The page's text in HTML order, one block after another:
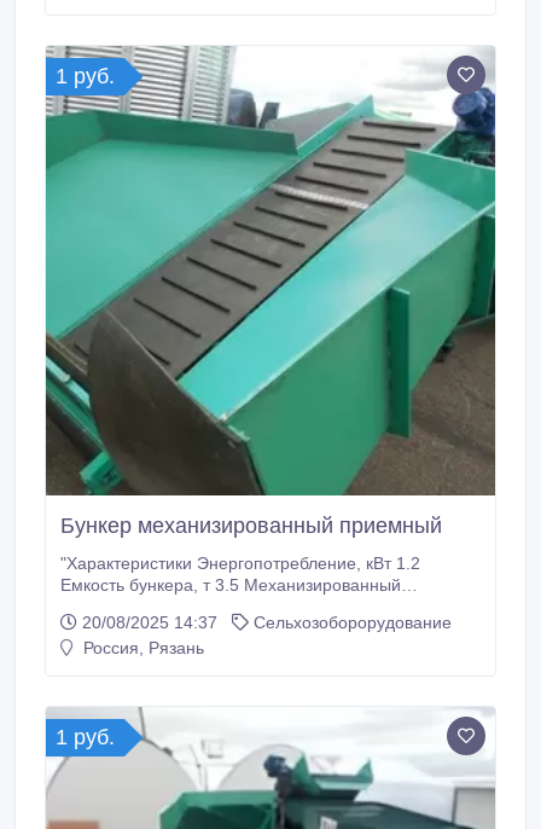
корнеплодов из кузовов автомобилей, тракторных
прицепов в т.
1 руб.
Бункер механизированный приемный
"Характеристики Энергопотребление, кВт 1.2
Емкость бункера, т 3.5 Механизированный
картофеля, либо других корнеплодов для
последующей подачи на сортировальные машины,
корнеплодов из кузовов автомобилей, тракторных
прицепов в т.
20/08/2025 14:37
Сельхозоборорудование
Россия, Рязань
1 руб.